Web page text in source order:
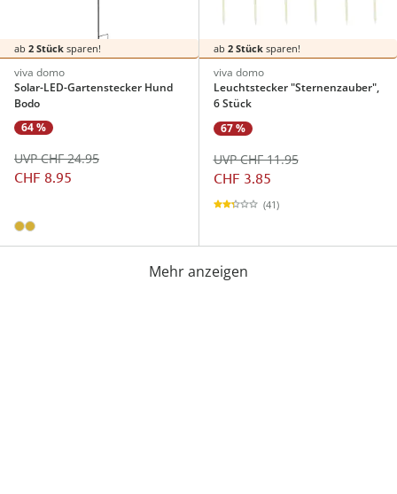
ab 2 Stück sparen!
viva domo
Solar-LED-Gartenstecker Hund
Bodo
64 %
CHF 8.95
UVP CHF 24.95
ab 2 Stücksparen!
viva domo
Leuchtstecker "Sternenzauber",
6 Stück
67 %
CHF 3.85
UVP CHF 11.95
(41)
Mehr anzeigen